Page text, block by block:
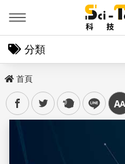
分類
首頁
facebooktwitter plurk line 中